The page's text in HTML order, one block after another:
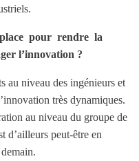
pour rendre la
l’innovation ?
au niveau des ingénieurs et
très dynamiques.
au niveau du groupe de
d’ailleurs peut-être en